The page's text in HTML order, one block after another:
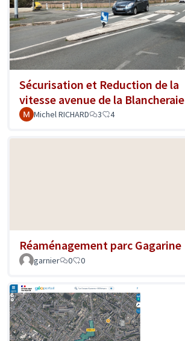
Sécurisation et Reduction de la
vitesse avenue de la Blancheraie
Michel RICHARD 3 4
Réaménagement parc Gagarine
garnier
0 0